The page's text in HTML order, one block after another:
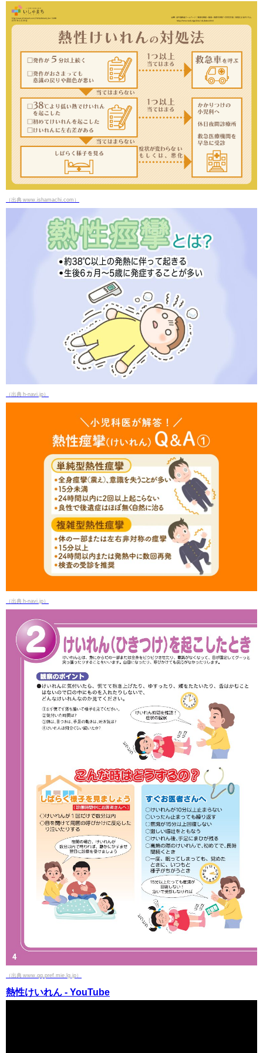
（出典 www.ishamachi.com）
（出典 h-navi.jp）
（出典 h-navi.jp）
（出典 www.qq.pref.mie.lg.jp）
熱性けいれん - YouTube